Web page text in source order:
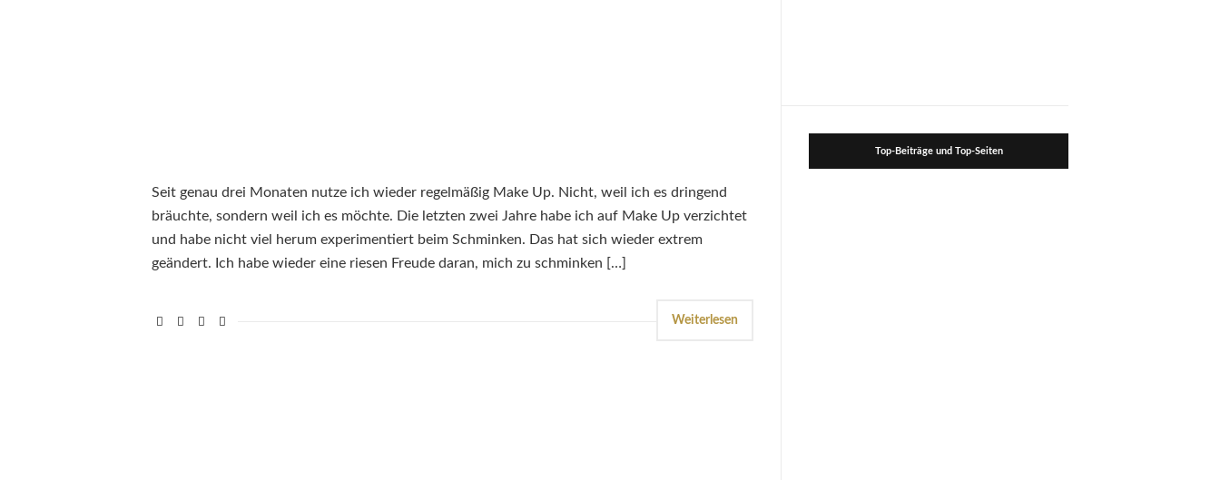
Seit genau drei Monaten nutze ich wieder regelmäßig Make Up. Nicht, weil ich es dringend
bräuchte, sondern weil ich es möchte. Die letzten zwei Jahre habe ich auf Make Up verzichtet
und habe nicht viel herum experimentiert beim Schminken. Das hat sich wieder extrem
geändert. Ich habe wieder eine riesen Freude daran, mich zu schminken […]
Weiterlesen
Top-Beiträge und Top-Seiten